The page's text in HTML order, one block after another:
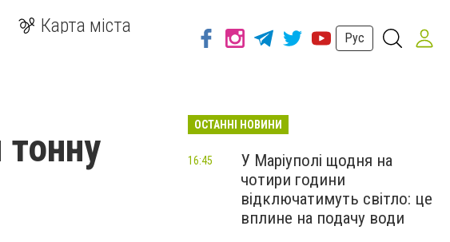
Карта міста
Рус
ОСТАННІ НОВИНИ
У Маріуполі щодня на
чотири години
відключатимуть світло: це
вплине на подачу води
16:45